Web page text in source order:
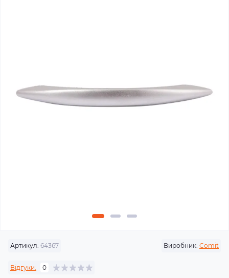
Артикул: 64367 Виробник: Comit
Відгуки: 0